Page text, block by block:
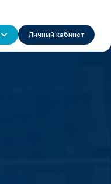
Личный кабинет